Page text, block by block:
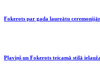
Fokerots par gada laureātu
Pļaviņš un Fokerots teicamā stilā